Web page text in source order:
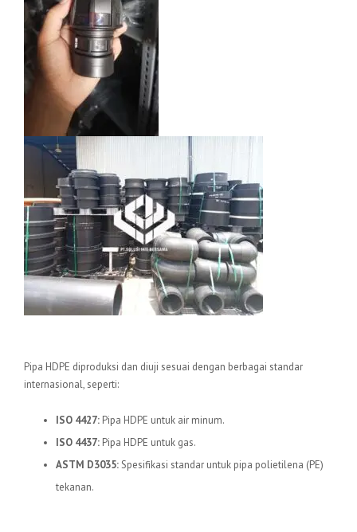
Pipa HDPE diproduksi dan diuji sesuai dengan berbagai standar
internasional, seperti:
ISO 4427: Pipa HDPE untuk air minum.
ISO 4437: Pipa HDPE untuk gas.
ASTM D3035:Spesifikasi standar untuk pipa polietilena (PE)
tekanan.